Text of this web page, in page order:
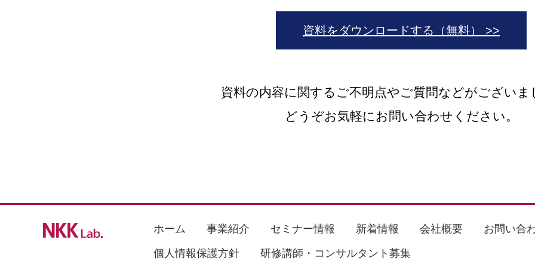
資料をダウンロードする（無料） >>
資料の内容に関するご不明点やご質問などがございま
どうぞお気軽にお問い合わせください。
ホーム 事業紹介 セミナー情報 新着情報 会社概要 お問い合
個人情報保護方針 研修講師・コンサルタント募集